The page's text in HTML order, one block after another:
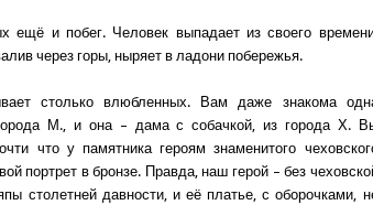
ещё и побег. Человек выпадает из своего
через горы, ныряет в ладони побережья.
столько влюбленных. Вам даже знакома
М., и она – дама с собачкой, из города Х.
что у памятника героям знаменитого
портрет в бронзе. Правда, наш герой – без
столетней давности, и её платье, с оборочками,